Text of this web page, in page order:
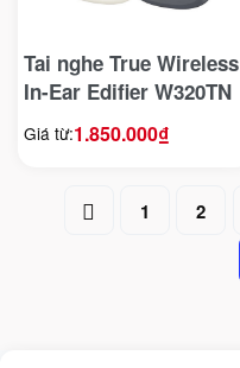
Tai nghe True Wireless
In-Ear Edifier W320TN
Giá từ:1.850.000₫
1 2